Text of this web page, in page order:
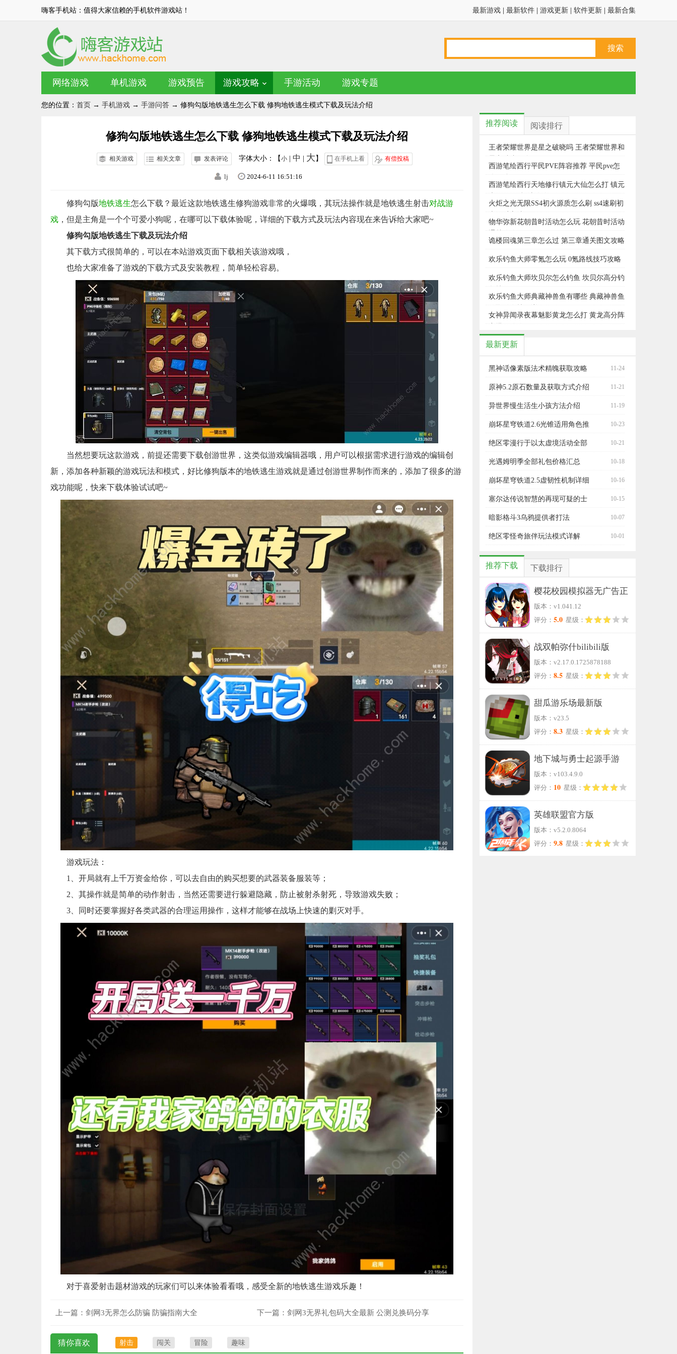
嗨客手机站：值得大家信赖的手机软件游戏站！ 最新游戏 最新软件 游戏更新 软件更新 最新合集
网络游戏 单机游戏 游戏预告 游戏攻略 手游活动 游戏专题
您的位置： 首页 → 手机游戏 → 手游问答 → 修狗勾版地铁逃生怎么下载 修狗地铁逃生模式下载及玩法介绍
修狗勾版地铁逃生怎么下载 修狗地铁逃生模式下载及玩法介绍
相关游戏 相关文章 发表评论 字体大小：【小| 中 大 】 在手机上看 有偿投稿
lj 2024-6-11 16:51:16
修狗勾版地铁逃生怎么下载？最近这款地铁逃生修狗游戏非常的火爆哦，其玩法操作就是地铁逃生射击对战游
戏 ，但是主角是一个个可爱小狗呢，在哪可以下载体验呢，详细的下载方式及玩法内容现在来告诉给大家吧~
修狗勾版地铁逃生下载及玩法介绍
其下载方式很简单的，可以在本站游戏页面下载相关该游戏哦，
也给大家准备了游戏的下载方式及安装教程，简单轻松容易。
当然想要玩这款游戏，前提还需要下载创游世界，这类似游戏编辑器哦，用户可以根据需求进行游戏的编辑创
新，添加各种新颖的游戏玩法和模式，好比修狗版本的地铁逃生游戏就是通过创游世界制作而来的，添加了很多的游
戏功能呢，快来下载体验试试吧~
游戏玩法：
1、开局就有上千万资金给你，可以去自由的购买想要的武器装备服装等；
2、其操作就是简单的动作射击，当然还需要进行躲避隐藏，防止被射杀射死，导致游戏失败；
3、同时还要掌握好各类武器的合理运用操作，这样才能够在战场上快速的剿灭对手。
对于喜爱射击题材游戏的玩家们可以来体验看看哦，感受全新的地铁逃生游戏乐趣！
上一篇： 剑网3无界怎么防骗 防骗指南大全 下一篇： 剑网3无界礼包码大全最新 公测兑换码分享
猜你喜欢 射击 闯关 冒险 趣味
推荐阅读 阅读排行
王者荣耀世界是星之破晓吗 王者荣耀世界和
西游笔绘西行平民PVE阵容推荐 平民pve怎
西游笔绘西行天地修行镇元大仙怎么打 镇元
火炬之光无限SS4初火源质怎么刷 ss4速刷初
物华弥新花朝昔时活动怎么玩 花朝昔时活动
诡楼回魂第三章怎么过 第三章通关图文攻略
欢乐钓鱼大师零氪怎么玩 0氪路线技巧攻略
欢乐钓鱼大师坎贝尔怎么钓鱼 坎贝尔高分钓
欢乐钓鱼大师典藏神兽鱼有哪些 典藏神兽鱼
女神异闻录夜幕魅影黄龙怎么打 黄龙高分阵
最新更新
黑神话像素版法术精魄获取攻略 11-24
原神5.2原石数量及获取方式介绍 11-21
异世界慢生活生小孩方法介绍 11-19
崩坏星穹铁道2.6光锥适用角色推
10-23
绝区零漫行于以太虚境活动全部
10-21
光遇姆明季全部礼包价格汇总 10-18
崩坏星穹铁道2.5虚韧性机制详细
10-16
塞尔达传说智慧的再现可疑的士
10-15
暗影格斗3乌鸦提供者打法 10-07
绝区零怪奇旅伴玩法模式详解 10-01
推荐下载 下载排行
樱花校园模拟器无广告正
版
版本：v1.041.12
评分： 5.0 星级：
战双帕弥什bilibili版
版本：v2.17.0.1725878188
评分： 8.5 星级：
甜瓜游乐场最新版
版本：v23.5
评分： 8.3 星级：
地下城与勇士起源手游
版本：v103.4.9.0
评分： 10 星级：
英雄联盟官方版
版本：v5.2.0.8064
评分： 9.8 星级：